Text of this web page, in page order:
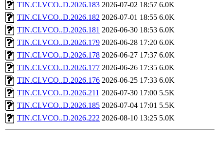
TIN.CI.VCO..D.2026.183 2026-07-02 18:57 6.0K
TIN.CI.VCO..D.2026.182 2026-07-01 18:55 6.0K
TIN.CI.VCO..D.2026.181 2026-06-30 18:53 6.0K
TIN.CI.VCO..D.2026.179 2026-06-28 17:20 6.0K
TIN.CI.VCO..D.2026.178 2026-06-27 17:37 6.0K
TIN.CI.VCO..D.2026.177 2026-06-26 17:35 6.0K
TIN.CI.VCO..D.2026.176 2026-06-25 17:33 6.0K
TIN.CI.VCO..D.2026.211 2026-07-30 17:00 5.5K
TIN.CI.VCO..D.2026.185 2026-07-04 17:01 5.5K
TIN.CI.VCO..D.2026.222 2026-08-10 13:25 5.0K